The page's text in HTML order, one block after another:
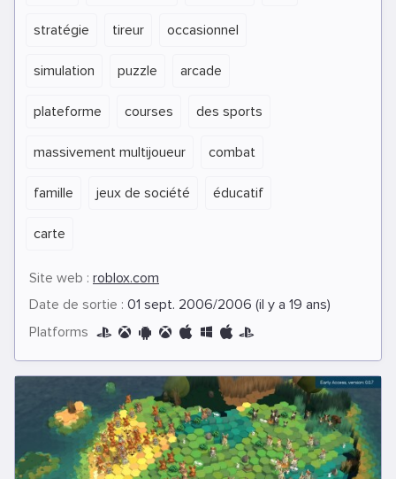
stratégie tireur occasionnel
simulation puzzle arcade
plateforme courses des sports
massivement multijoueur combat
famille jeux de société éducatif
carte
Site web : roblox.com
Date de sortie : 01 sept. 2006/2006 (il y a 19 ans)
Platforms